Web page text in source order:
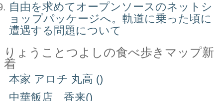
自由を求めてオープンソースのネットシ
ョップパッケージへ。軌道に乗った頃に
遭遇する問題について
りょうことつよしの食べ歩きマップ新
着
本家 アロチ 丸高 ()
中華飯店 香来()